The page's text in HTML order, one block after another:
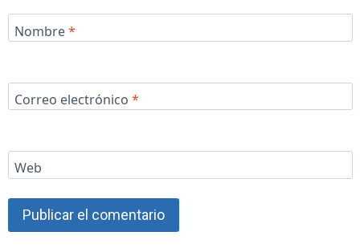
Nombre*
Correo electrónico *
Web